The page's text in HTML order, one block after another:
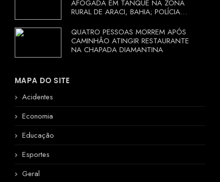
AFOGADA EM TANQUE NA ZONA
RURAL DE ARACI, BAHIA; POLÍCIA
QUATRO PESSOAS MORREM APÓS
CAMINHÃO ATINGIR RESTAURANTE
NA CHAPADA DIAMANTINA
MAPA DO SITE
Acidentes
Economia
Educação
Esportes
Geral